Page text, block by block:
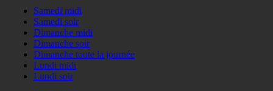
Samedi midi
Samedi soir
Dimanche midi
Dimanche soir
Dimanche toute la journée
Lundi midi
Lundi soir